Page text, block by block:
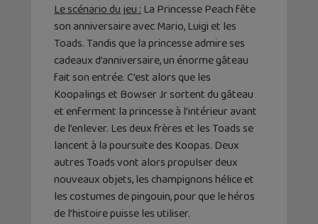
Le scénario du jeu :La Princesse Peach fête
son anniversaire avec Mario, Luigi et les
Toads. Tandis que la princesse admire ses
cadeaux d’anniversaire, un énorme gâteau
fait son entrée. C’est alors que les
Koopalings et Bowser Jr sortent du gâteau
et enferment la princesse à l’intérieur avant
de l’enlever. Les deux frères et les Toads se
lancent à la poursuite des Koopas. Deux
autres Toads vont alors propulser deux
nouveaux objets, les champignons hélice et
les costumes de pingouin, pour que le héros
de l’histoire puisse les utiliser.